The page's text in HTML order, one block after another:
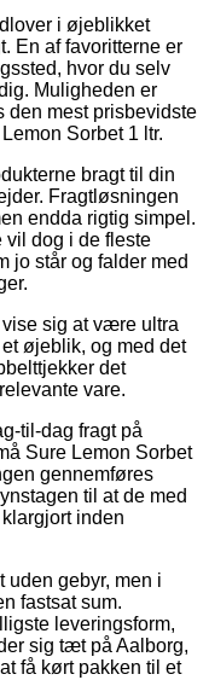
i øjeblikket
En af favoritterne er
hvor du selv
Muligheden er
den mest prisbevidste
Sorbet 1 ltr.
bragt til din
Fragtløsningen
endda rigtig simpel.
vil dog i de fleste
jo står og falder med
sig at være ultra
øjeblik, og med det
det
vare.
til-dag fragt på
Sure Lemon Sorbet
gennemføres
til at de med
inden
uden gebyr, men i
fastsat sum.
leveringsform,
sig tæt på Aalborg,
få kørt pakken til et